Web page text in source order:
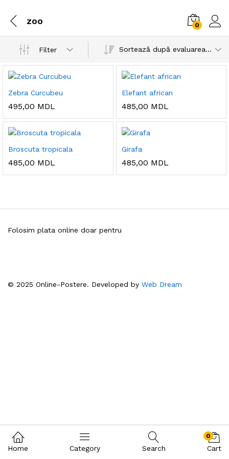
zoo 0
Filter Sortează după evaluarea medie
Zebra Curcubeu
495,00 MDL
Elefant african
485,00 MDL
Broscuta tropicala
485,00 MDL
Girafa
485,00 MDL
© 2025 Online-Postere. Developed by Web Dream
Folosim plata online doar pentru
Home Category Search
0
Cart